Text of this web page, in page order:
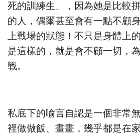
死的訓練生」，因為她是比較
的人，偶爾甚至會有一點不顧
上戰場的狀態！不只是身體上
是這樣的，就是會不顧一切，
戰。
私底下的喻言自認是一個非常
裡做做飯、畫畫，幾乎都是在